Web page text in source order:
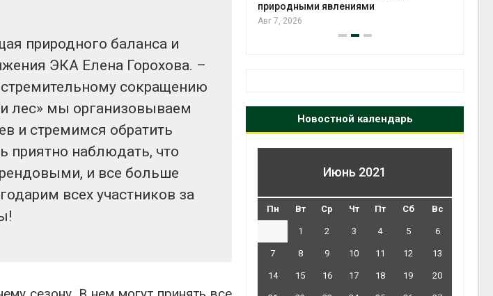
природного баланса и
ЭКА Елена Горохова. –
сокращению
лес» мы организовываем
и стремимся обратить
приятно наблюдать, что
и все больше
всех участников за
природными явлениями
Авг 7, 2026
Новостной календарь
Июнь 2021
Пн Вт Ср Чт Пт Сб Вс
1 2 3 4 5 6
7 8 9 10 11 12 13
14 15 16 17 18 19 20